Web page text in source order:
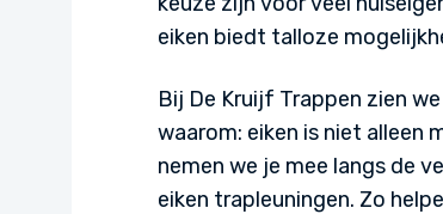
eiken biedt talloze
Bij De Kruijf Trappen zien
waarom: eiken is niet alleen
nemen we je mee langs de
eiken trapleuningen. Zo